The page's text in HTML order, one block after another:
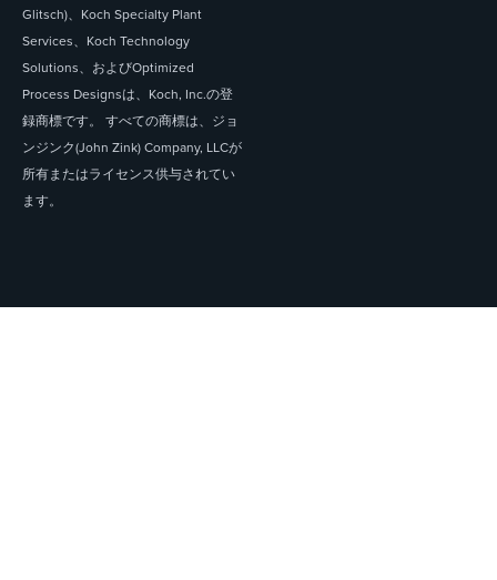
Glitsch)、Koch Specialty Plant
Services、Koch Technology
Solutions、およびOptimized
Process Designsは、Koch, Inc.の登
録商標です。 すべての商標は、ジョ
ンジンク(John Zink) Company, LLCが
所有またはライセンス供与されてい
ます。